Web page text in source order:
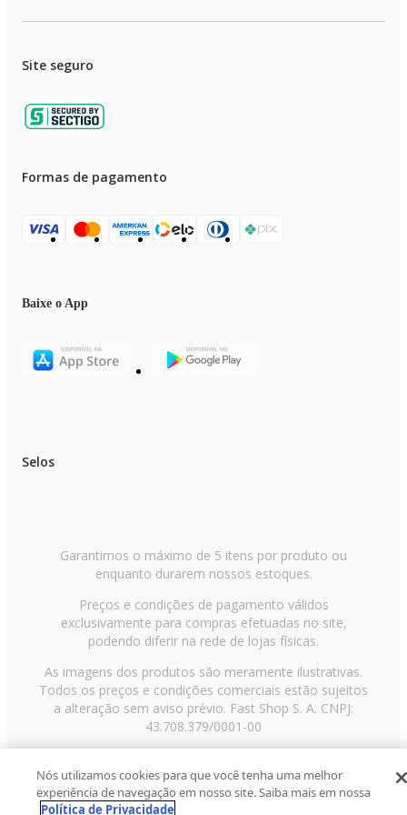
Site seguro
Formas de pagamento
Baixe o App
Selos
Garantimos o máximo de 5 itens por produto ou
enquanto durarem nossos estoques.
Preços e condições de pagamento válidos
exclusivamente para compras efetuadas no site,
podendo diferir na rede de lojas físicas.
As imagens dos produtos são meramente ilustrativas.
Todos os preços e condições comerciais estão sujeitos
a alteração sem aviso prévio. Fast Shop S. A. CNPJ:
43.708.379/0001-00
Paulo/SP, CEP 02029-001, Telefone: 11 3003-3728 ©
2013 Fast Shop - Todos os direitos reservadosRF
Nós utilizamos cookies para que você tenha uma melhor
experiência de navegação em nosso site. Saiba mais em nossa
Política de Privacidade